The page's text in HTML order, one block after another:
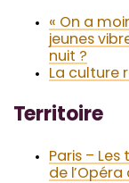
« On a
jeunes
nuit ?
La culture
Territoire
Paris –
de